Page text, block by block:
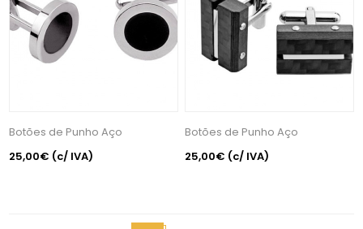
Botões de Punho Aço
25,00€ (c/ IVA)
Botões de Punho Aço
25,00€ (c/ IVA)